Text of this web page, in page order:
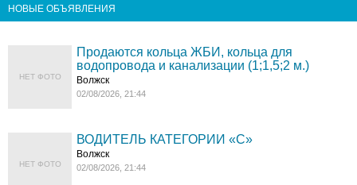
НОВЫЕ ОБЪЯВЛЕНИЯ
НЕТ ФОТО
Продаются кольца ЖБИ, кольца для
водопровода и канализации (1;1,5;2 м.)
Волжск
02/08/2026, 21:44
НЕТ ФОТО
ВОДИТЕЛЬ КАТЕГОРИИ «C»
Волжск
02/08/2026, 21:44